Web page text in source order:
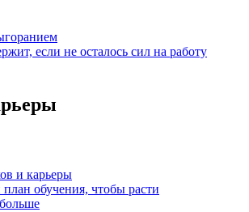
если не осталось сил на работу
и карьеры
обучения, чтобы расти